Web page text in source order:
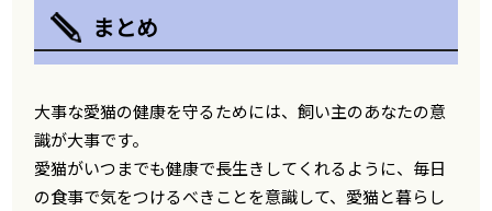
まとめ
大事な愛猫の健康を守るためには、飼い主のあなたの意
識が大事です。
愛猫がいつまでも健康で長生きしてくれるように、毎日
の食事で気をつけるべきことを意識して、愛猫と暮らし